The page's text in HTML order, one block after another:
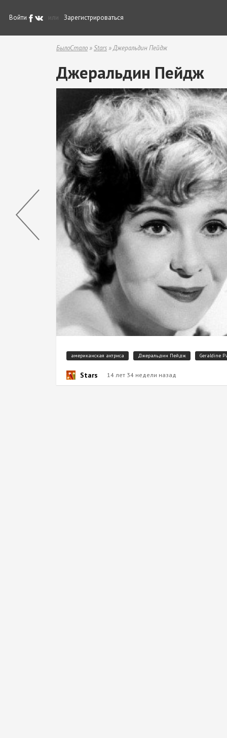
Войти или Зарегистрироваться
БылоСтало »Stars » Джеральдин Пейдж
Джеральдин Пейдж
американская актриса Джеральдин Пейдж Geraldine
Stars 14 лет 34 недели назад